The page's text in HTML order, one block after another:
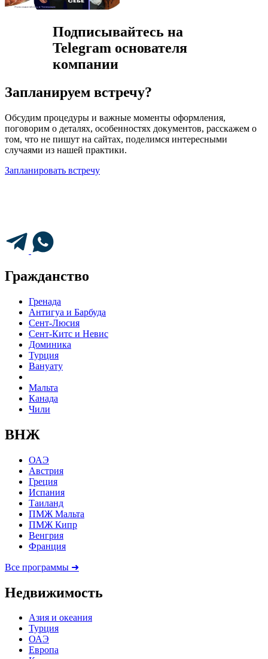
Подписывайтесь на
Telegram основателя
компании
Запланируем встречу?
Обсудим процедуры и важные моменты оформления,
поговорим о деталях, особенностях документов, расскажем о
том, что не пишут на сайтах, поделимся интересными
случаями из нашей практики.
Запланировать встречу
Гражданство
Гренада
Антигуа и Барбуда
Сент-Люсия
Сент-Китс и Невис
Доминика
Турция
Вануату
Мальта
Канада
Чили
ВНЖ
ОАЭ
Австрия
Греция
Испания
Таиланд
ПМЖ Мальта
ПМЖ Кипр
Венгрия
Франция
Все программы ➜
Недвижимость
Азия и океания
Турция
ОАЭ
Европа